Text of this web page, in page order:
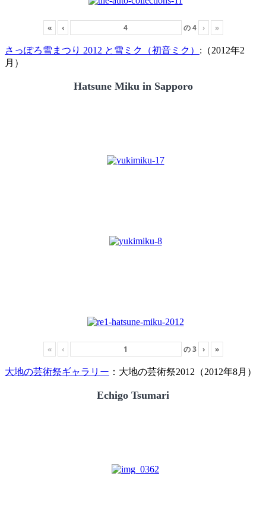
« ‹ の4 › »
さっぽろ雪まつり 2012 と雪ミク（初音ミク） :（2012年2
月）
Hatsune Miku in Sapporo
« ‹ の3 › »
大地の芸術祭ギャラリー ：大地の芸術祭2012（2012年8月）
Echigo Tsumari